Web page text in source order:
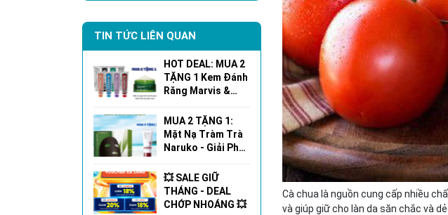
Cà chua là nguồn cung cấp nhiều
và giúp giữ cho làn da săn chắc và
TIN TỨC LIÊN QUAN
HOT DEAL: MUA 2
TẶNG 1 Kem Đánh
Răng Marvis &
Naruko!
MUA 2 TẶNG 1:
Mặt Nạ Tràm Trà
Naruko - Giải Pháp
Mụn Hoàn Hảo!
💥 SALE GIỮ
THÁNG - DEAL
CHỚP NHOÁNG 💥